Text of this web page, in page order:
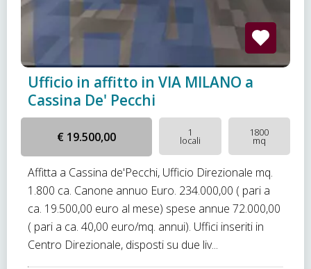
Ufficio in affitto in VIA MILANO a
Cassina De' Pecchi
€ 19.500,00 1
locali
1800
mq
Affitta a Cassina de'Pecchi, Ufficio Direzionale mq.
1.800 ca. Canone annuo Euro. 234.000,00 ( pari a
ca. 19.500,00 euro al mese) spese annue 72.000,00
( pari a ca. 40,00 euro/mq. annui). Uffici inseriti in
Centro Direzionale, disposti su due liv...